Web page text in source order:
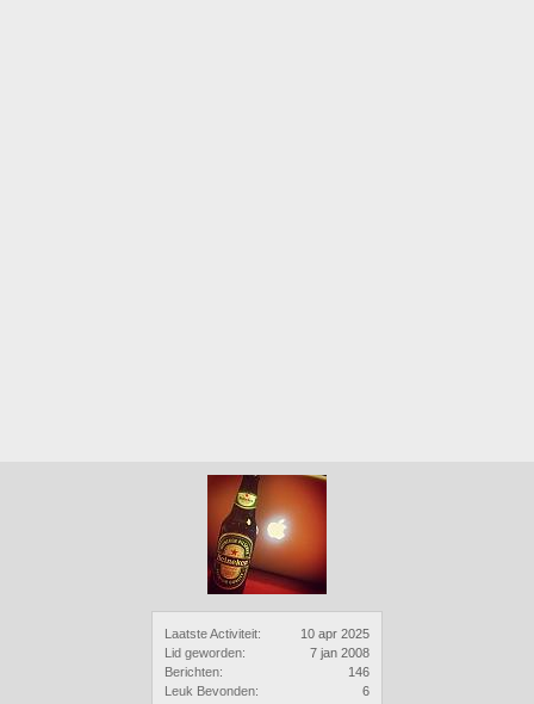
Laatste Activiteit:
10 apr 2025
Lid geworden:
7 jan 2008
Berichten:
146
Leuk Bevonden:
6